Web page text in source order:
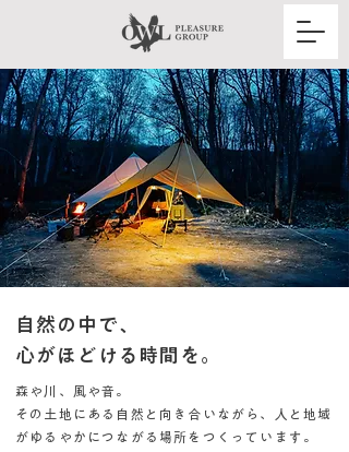
自然の中で、
心がほどける時間を。
森や川、風や音。
その土地にある自然と向き合いながら、人と地域
がゆるやかにつながる場所をつくっています。